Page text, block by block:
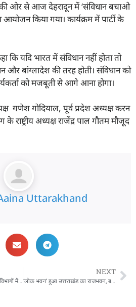
की ओर से आज देहरादून में ‘संविधान बचाओ
किया गया। कार्यक्रम में पार्टी के
कि यदि भारत में संविधान नहीं होता तो
बांग्लादेश की तरह होती। संविधान को
को मजबूती से आगे आना होगा।
गणेश गोदियाल, पूर्व प्रदेश अध्यक्ष करन
राष्ट्रीय अध्यक्ष राजेंद्र पाल गौतम मौजूद
Uttarakhand
UKSSSC: उत्तराखंड के विभिन्न विभागों में 57 पदों पर भर्ती का नोटिफिकेशन जारी, 10 दिसंबर से शुरू होंगे आवेदन
NEXT
‘लोक भवन’ हुआ उत्तराखंड का राजभवन, बदली गई नेम प्लेट, देखें पहली तस्वीर